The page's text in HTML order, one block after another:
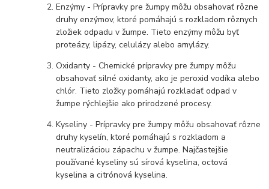
Enzýmy - Prípravky pre žumpy môžu obsahovať rôzne
druhy enzýmov, ktoré pomáhajú s rozkladom rôznych
zložiek odpadu v žumpe. Tieto enzýmy môžu byť
proteázy, lipázy, celulázy alebo amylázy.
Oxidanty - Chemické prípravky pre žumpy môžu
obsahovať silné oxidanty, ako je peroxid vodíka alebo
chlór. Tieto zložky pomáhajú rozkladať odpad v
žumpe rýchlejšie ako prirodzené procesy.
Kyseliny - Prípravky pre žumpy môžu obsahovať rôzne
druhy kyselín, ktoré pomáhajú s rozkladom a
neutralizáciou zápachu v žumpe. Najčastejšie
používané kyseliny sú sírová kyselina, octová
kyselina a citrónová kyselina.